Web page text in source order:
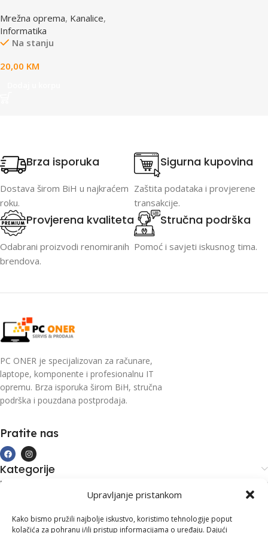
Upravljanje pristankom
Kako bismo pružili najbolje iskustvo, koristimo tehnologije poput
kolačića za pohranu i/ili pristup informacijama o uređaju. Dajući
Mrežna oprema, Kanalice,
Informatika
Na stanju
20,00 KM
Brza isporuka
Dostava širom BiH u najkraćem
roku.
Sigurna kupovina
Zaštita podataka i provjerene
transakcije.
Provjerena kvaliteta
Odabrani proizvodi renomiranih
brendova.
Stručna podrška
Pomoć i savjeti iskusnog tima.
PC ONER je specijalizovan za računare,
laptope, komponente i profesionalnu IT
opremu. Brza isporuka širom BiH, stručna
podrška i pouzdana postprodaja.
Pratite nas
Kategorije
Kupovina i podrška
Kontakt informacije